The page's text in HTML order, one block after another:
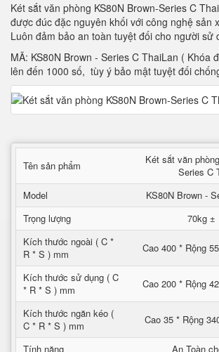
Két sắt văn phòng KS80N Brown-Series C
được đúc đặc nguyên khối với công nghệ sản
Luôn đảm bảo an toàn tuyệt đối cho người sử
MÃ: KS80N Brown - Series C ThaiLan ( Khóa
lên đến 1000 số, tùy ý bảo mật tuyệt đối
Tên sản phẩm
Két sắt văn
Series C
Model
KS80N Brown -
Trọng lượng
70kg ±
Kích thước ngoài ( C *
R * S ) mm
Cao 400 * Rộng
Kích thước sử dụng ( C
* R * S ) mm
Cao 200 * Rộng
Kích thước ngăn kéo (
C * R * S ) mm
Cao 35 * Rộng
Tính năng
An Toàn